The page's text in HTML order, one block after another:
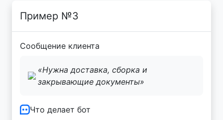
Пример №3
Сообщение клиента
«Нужна доставка, сборка и
закрывающие документы»
Что делает бот